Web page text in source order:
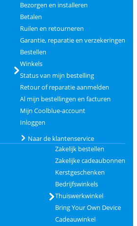
Bezorgen en installeren
Betalen
Ruilen en retourneren
Garantie, reparatie en verzekeringen
Bestellen
Winkels
Status van mijn bestelling
Retour of reparatie aanmelden
Al mijn bestellingen en facturen
Mijn Coolblue-account
Inloggen
Naar de klantenservice
Zakelijk bestellen
Zakelijke cadeaubonnen
Kerstgeschenken
Bedrijfswinkels
Thuiswerkwinkel
Bring Your Own Device
Cadeauwinkel